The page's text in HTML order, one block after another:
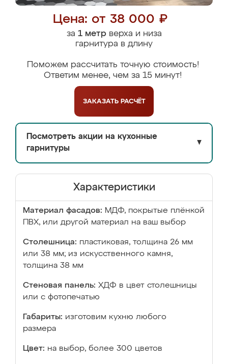
Цена: от 38 000 ₽
за 1 метрверха и низа
гарнитура в длину
Поможем рассчитать точную стоимость!
Ответим менее, чем за 15 минут!
ЗАКАЗАТЬ РАСЧЁТ
Посмотреть акции на кухонные
гарнитуры
▼
Характеристики
Материал фасадов: МДФ, покрытые плёнкой
ПВХ, или другой материал на ваш выбор
Столешница: пластиковая, толщина 26 мм
или 38 мм; из искусственного камня,
толщина 38 мм
Стеновая панель: ХДФ в цвет столешницы
или с фотопечатью
Габариты: изготовим кухню любого
размера
Цвет: на выбор, более 300 цветов